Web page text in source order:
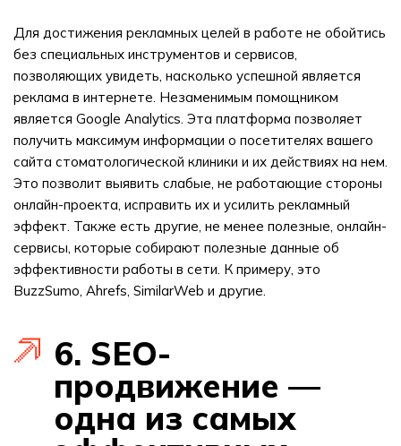
Для достижения рекламных целей в работе не обойтись
без специальных инструментов и сервисов,
позволяющих увидеть, насколько успешной является
реклама в интернете. Незаменимым помощником
является Google Analytics. Эта платформа позволяет
получить максимум информации о посетителях вашего
сайта стоматологической клиники и их действиях на нем.
Это позволит выявить слабые, не работающие стороны
онлайн-проекта, исправить их и усилить рекламный
эффект. Также есть другие, не менее полезные, онлайн-
сервисы, которые собирают полезные данные об
эффективности работы в сети. К примеру, это
BuzzSumo, Ahrefs, SimilarWeb и другие.
6. SEO-
продвижение —
одна из самых